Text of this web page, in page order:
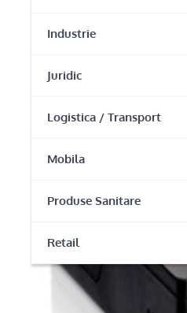
Industrie
Juridic
Logistica / Transport
Mobila
Produse Sanitare
Retail